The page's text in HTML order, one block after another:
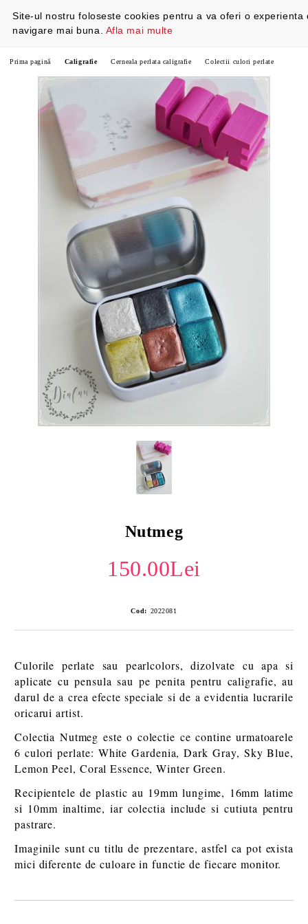
Prima pagină Caligrafie Cerneala perlata caligrafie Colectii culori perlate
Nutmeg
150.00Lei
Cod: 2022081
Culorile perlate sau pearlcolors, dizolvate cu apa si
aplicate cu pensula sau pe penita pentru caligrafie, au
darul de a crea efecte speciale si de a evidentia lucrarile
oricarui artist.
Colectia Nutmeg este o colectie ce contine urmatoarele
6 culori perlate: White Gardenia, Dark Gray, Sky Blue,
Lemon Peel, Coral Essence, Winter Green.
Recipientele de plastic au 19mm lungime, 16mm latime
si 10mm inaltime, iar colectia include si cutiuta pentru
pastrare.
Imaginile sunt cu titlu de prezentare, astfel ca pot exista
mici diferente de culoare in functie de fiecare monitor.
Site-ul nostru foloseste cookies pentru a va oferi o experienta
navigare mai buna. Afla mai multe